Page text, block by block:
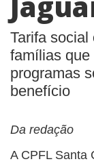
Tarifa social
famílias que
programas
benefício
Da redação
A CPFL Santa